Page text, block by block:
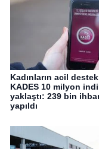
Kadınların acil
KADES 10 milyon
yaklaştı: 239 bin
yapıldı